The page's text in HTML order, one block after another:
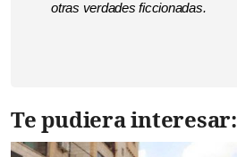
otras verdades ficcionadas.
Te pudiera interesar: